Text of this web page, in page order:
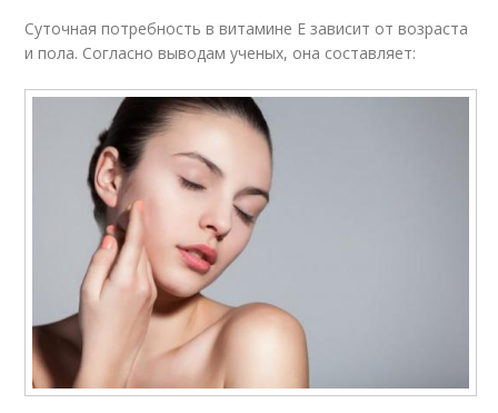
Суточная потребность в витамине Е зависит от возраста
и пола. Согласно выводам ученых, она составляет: